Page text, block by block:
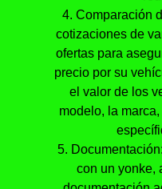
4. Comparación
cotizaciones de
ofertas para
precio por su
el valor de los
modelo, la
5.
con un yonke,